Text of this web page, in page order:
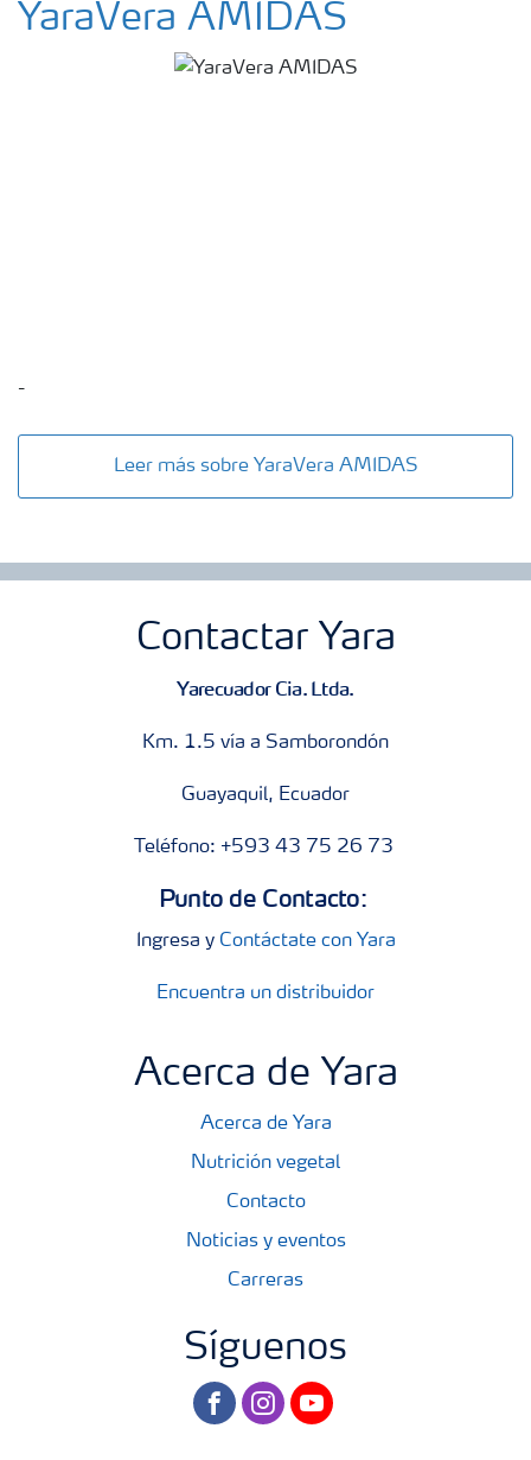
YaraVera AMIDAS
-
Leer más sobre YaraVera AMIDAS
Contactar Yara
Yarecuador Cia. Ltda.
Km. 1.5 vía a Samborondón
Guayaquil, Ecuador
Teléfono: +593 43 75 26 73
Punto de Contacto:
Ingresa y Contáctate con Yara
Encuentra un distribuidor
Acerca de Yara
Acerca de Yara
Nutrición vegetal
Contacto
Noticias y eventos
Carreras
Síguenos
facebookinstagram
youtube